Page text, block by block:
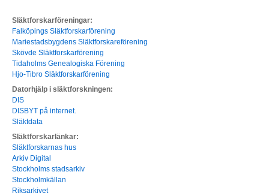
Släktforskarföreningar:
Falköpings Släktforskarförening
Mariestadsbygdens Släktforskareförening
Skövde Släktforskarförening
Tidaholms Genealogiska Förening
Hjo-Tibro Släktforskarförening
Datorhjälp i släktforskningen:
DIS
DISBYT på internet.
Släktdata
Släktforskarlänkar:
Släktforskarnas hus
Arkiv Digital
Stockholms stadsarkiv
Stockholmkällan
Riksarkivet